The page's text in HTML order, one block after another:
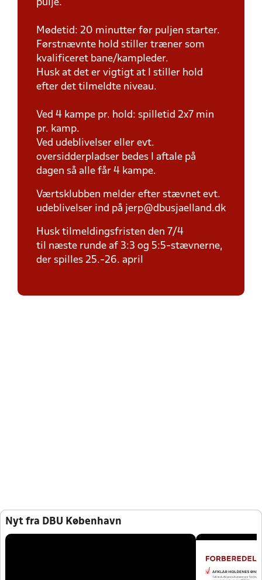
pulje.
Mødetid: 20 minutter før puljen starter.
Førstnævnte hold stiller træner som
kvalificeret bane/kampleder.
Husk at det er vigtigt at I stiller hold
efter det tilmeldte niveau.
Ved 4 kampe pr. hold: spilletid 2x7 min
pr. kamp.
Ved udeblivelser eller evt.
oversidderpladser bedes I aftale på
dagen så alle får 4 kampe.
Værtsklubben melder efter stævnet evt.
udeblivelser ind på jerp@dbusjaelland.dk
Husk tilmeldingsfristen den 7/4
til næste runde af 3:3 og 5:5-stævnerne,
der spilles 25.-26. april
Nyt fra DBU København